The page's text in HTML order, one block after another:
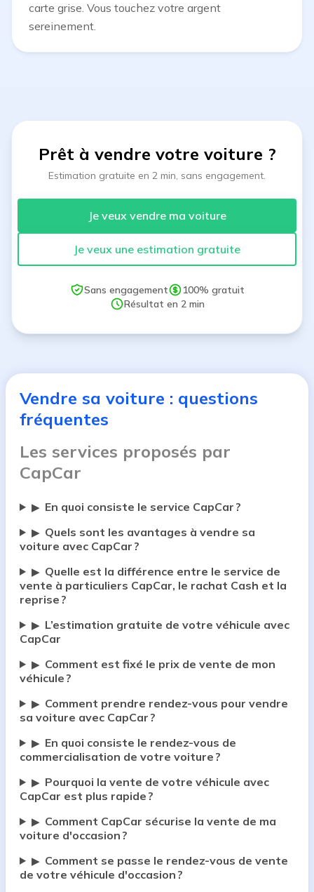
carte grise. Vous touchez votre argent
sereinement.
Prêt à vendre votre voiture ?
Estimation gratuite en 2 min, sans engagement.
Je veux vendre ma voiture
Je veux une estimation gratuite
Sans engagement
100% gratuit
Résultat en 2 min
Vendre sa voiture : questions
fréquentes
Les services proposés par
CapCar
▶ En quoi consiste le service CapCar ?
▶ Quels sont les avantages à vendre sa
voiture avec CapCar ?
▶ Quelle est la différence entre le service de
vente à particuliers CapCar, le rachat Cash et la
reprise ?
▶ L’estimation gratuite de votre véhicule avec
CapCar
▶ Comment est fixé le prix de vente de mon
véhicule ?
▶ Comment prendre rendez-vous pour vendre
sa voiture avec CapCar ?
▶ En quoi consiste le rendez-vous de
commercialisation de votre voiture ?
▶ Pourquoi la vente de votre véhicule avec
CapCar est plus rapide ?
▶ Comment CapCar sécurise la vente de ma
voiture d'occasion ?
▶ Comment se passe le rendez-vous de vente
de votre véhicule d'occasion ?